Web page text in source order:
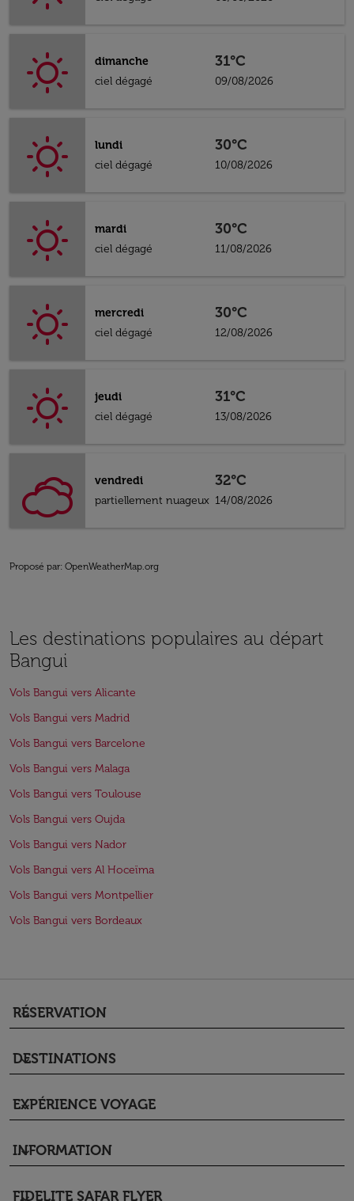
dimanche
ciel dégagé
31°C
09/08/2026
lundi
ciel dégagé
30°C
10/08/2026
mardi
ciel dégagé
30°C
11/08/2026
mercredi
ciel dégagé
30°C
12/08/2026
jeudi
ciel dégagé
31°C
13/08/2026
vendredi
partiellement nuageux
32°C
14/08/2026
Proposé par: OpenWeatherMap.org
Les destinations populaires au départ
Bangui
Vols Bangui vers Alicante
Vols Bangui vers Madrid
Vols Bangui vers Barcelone
Vols Bangui vers Malaga
Vols Bangui vers Toulouse
Vols Bangui vers Oujda
Vols Bangui vers Nador
Vols Bangui vers Al Hoceïma
Vols Bangui vers Montpellier
Vols Bangui vers Bordeaux
RÉSERVATION
keyboard_arrow_down
DESTINATIONS
keyboard_arrow_down
EXPÉRIENCE VOYAGE
keyboard_arrow_down
INFORMATION
keyboard_arrow_down
FIDELITE SAFAR FLYER